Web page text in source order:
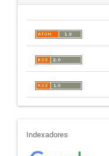
Indexadores